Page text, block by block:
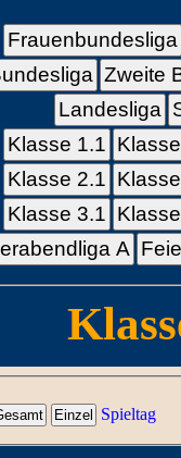
Frauenbundesliga
Zweite
Landesliga
Klasse 1.1
Klasse 2.1
Klasse 3.1
A
Spieltag